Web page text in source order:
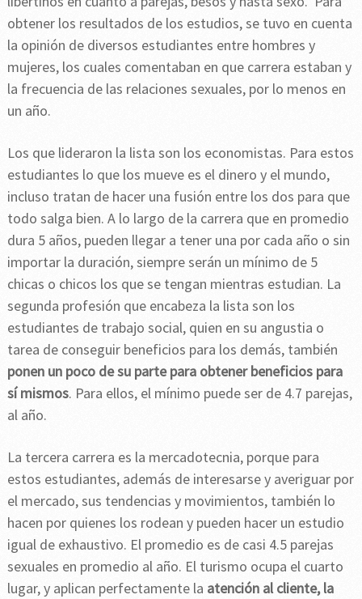
obtener los resultados de los estudios, se tuvo en cuenta
la opinión de diversos estudiantes entre hombres y
mujeres, los cuales comentaban en que carrera estaban y
la frecuencia de las relaciones sexuales, por lo menos en
un año.
Los que lideraron la lista son los economistas. Para estos
estudiantes lo que los mueve es el dinero y el mundo,
incluso tratan de hacer una fusión entre los dos para que
todo salga bien. A lo largo de la carrera que en promedio
dura 5 años, pueden llegar a tener una por cada año o sin
importar la duración, siempre serán un mínimo de 5
chicas o chicos los que se tengan mientras estudian. La
segunda profesión que encabeza la lista son los
estudiantes de trabajo social, quien en su angustia o
tarea de conseguir beneficios para los demás, también
ponen un poco de su parte para obtener beneficios para
sí mismos. Para ellos, el mínimo puede ser de 4.7 parejas,
al año.
La tercera carrera es la mercadotecnia, porque para
estos estudiantes, además de interesarse y averiguar por
el mercado, sus tendencias y movimientos, también lo
hacen por quienes los rodean y pueden hacer un estudio
igual de exhaustivo. El promedio es de casi 4.5 parejas
sexuales en promedio al año. El turismo ocupa el cuarto
lugar, y aplican perfectamente la atención al cliente, la